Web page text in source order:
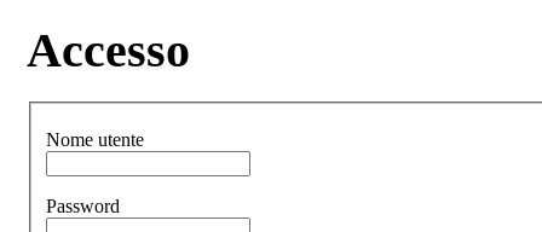
Accesso
Nome utente
Password